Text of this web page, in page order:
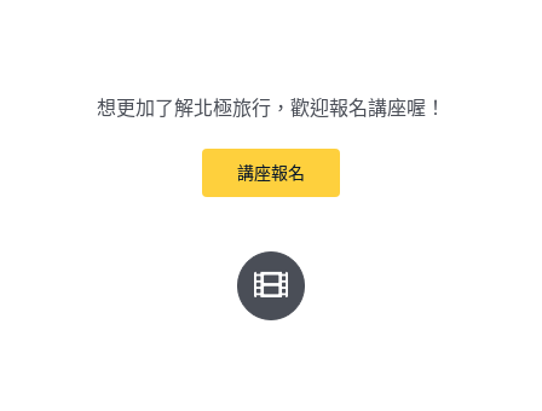
想更加了解北極旅行，歡迎報名講座喔！
講座報名